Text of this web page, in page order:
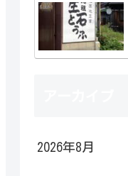
2026年8月